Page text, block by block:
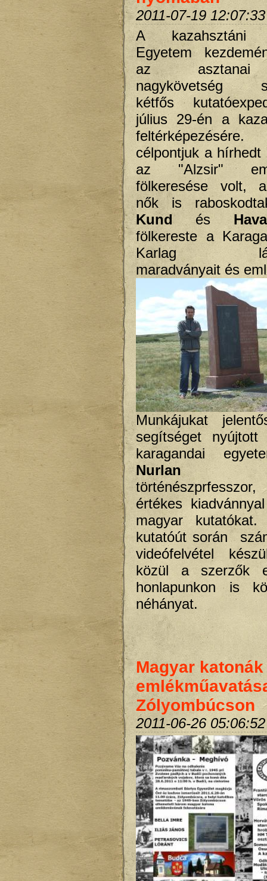
2011-07-19 12:07:33
A kazahsztáni
Egyetem
az asztanai
nagykövetség
kétfős
július 29-én a
célpontjuk a hírhedt
az "Alzsir"
fölkeresése volt,
nők is
Kundés
fölkereste a
Karlag
maradványait és
Munkájukat
segítséget
karagandai
Nurlan
értékes
magyar
kutatóút során
videófelvétel
közül a szerzők
honlapunkon is
néhányat.
Magyar katonák
Zólyombúcson
2011-06-26 05:06:52